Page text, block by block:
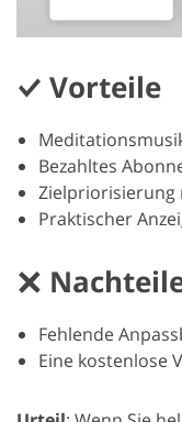
Vorteile
Bezahltes
Zielpriorisierung
Praktischer
Fehlende
Eine kostenlose